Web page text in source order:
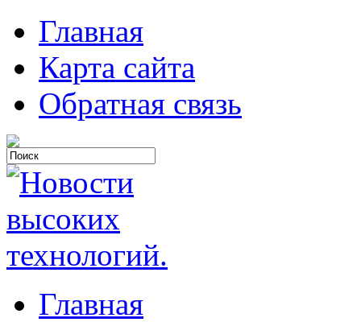
Главная
Карта сайта
Обратная связь
Главная